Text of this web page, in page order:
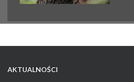
AKTUALNOŚCI